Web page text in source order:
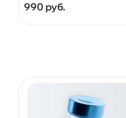
990 руб.